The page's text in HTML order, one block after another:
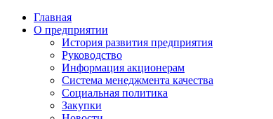
Главная
О предприятии
История развития предприятия
Руководство
Информация акционерам
Система менеджмента качества
Социальная политика
Закупки